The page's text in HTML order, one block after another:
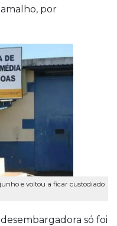
por
e voltou a ficar custodiado
só foi